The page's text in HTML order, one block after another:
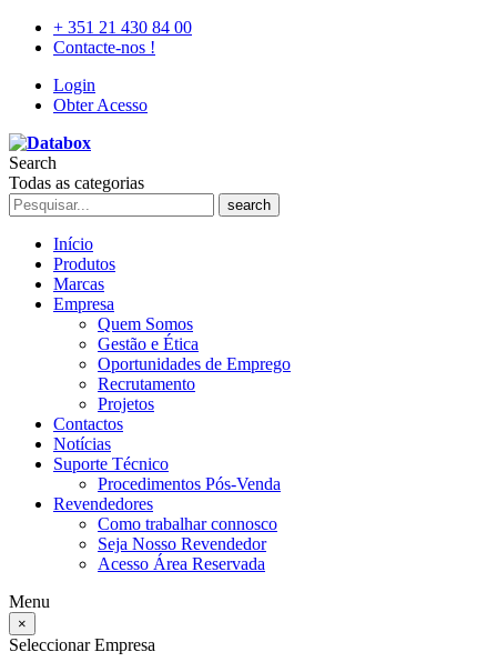
+ 351 21 430 84 00
Contacte-nos !
Login
Obter Acesso
Search
Todas as categorias
search
Início
Produtos
Marcas
Empresa
Quem Somos
Gestão e Ética
Oportunidades de Emprego
Recrutamento
Projetos
Contactos
Notícias
Suporte Técnico
Procedimentos Pós-Venda
Revendedores
Como trabalhar connosco
Seja Nosso Revendedor
Acesso Área Reservada
Menu
×
Seleccionar Empresa